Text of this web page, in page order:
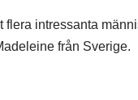
flera intressanta
från Sverige.